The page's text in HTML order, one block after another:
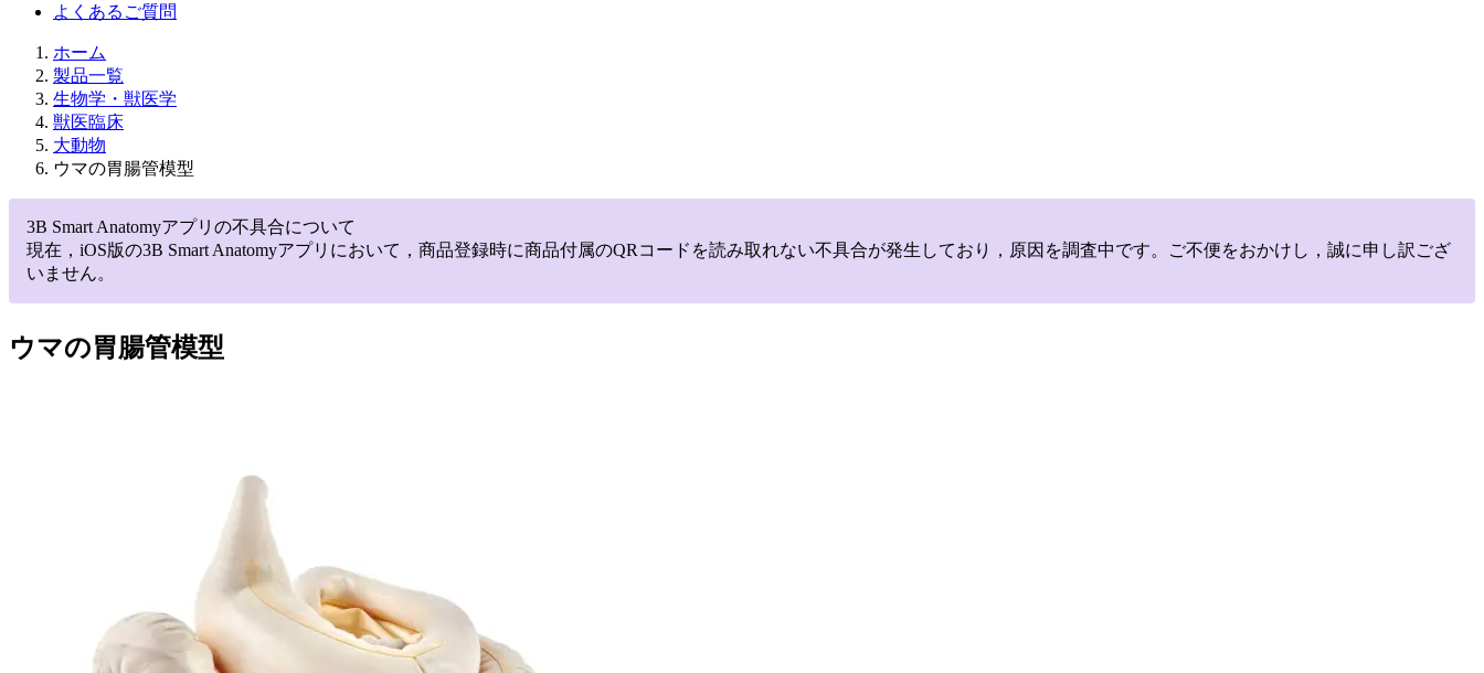
よくあるご質問
ホーム
製品一覧
生物学・獣医学
獣医臨床
大動物
ウマの胃腸管模型
3B Smart Anatomyアプリの不具合について
現在，iOS版の3B Smart Anatomyアプリにおいて，商品登録時に商品付属のQRコードを読み取れない不具合が発生しており，原因を調査中です。ご不便をおかけし，誠に申し訳ござ
いません。
ウマの胃腸管模型